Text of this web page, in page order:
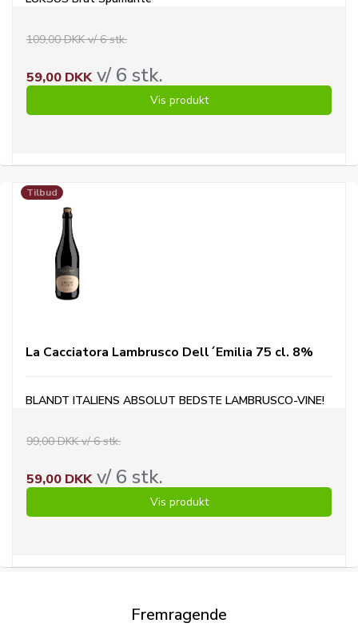
109,00 DKK v/ 6 stk.
59,00 DKKv/ 6 stk.
Vis produkt
Tilbud
La Cacciatora Lambrusco Dell´Emilia 75 cl. 8%
BLANDT ITALIENS ABSOLUT BEDSTE LAMBRUSCO-VINE!
99,00 DKK v/ 6 stk.
59,00 DKKv/ 6 stk.
Vis produkt
Fremragende